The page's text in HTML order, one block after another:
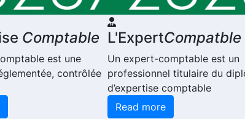
Comptable
est une
contrôlée
L'ExpertCompatble
Un expert-comptable est un
professionnel titulaire du
d’expertise comptable
Read more